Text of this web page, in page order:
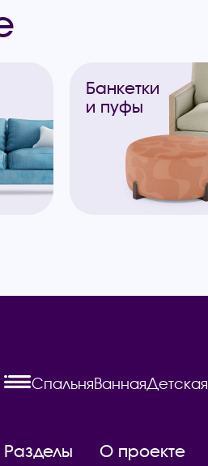
Банкетки
и пуфы
СпальняВаннаяДетская
Разделы О проекте